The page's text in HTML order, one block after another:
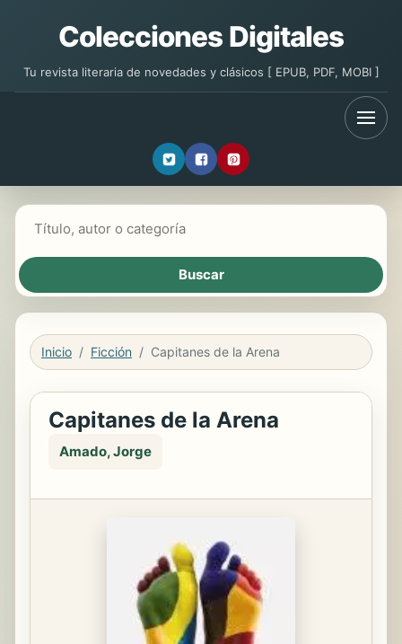
Colecciones Digitales
Tu revista literaria de novedades y clásicos [ EPUB, PDF, MOBI ]
Inicio Ficción Capitanes de la Arena
Capitanes de la Arena
Amado, Jorge